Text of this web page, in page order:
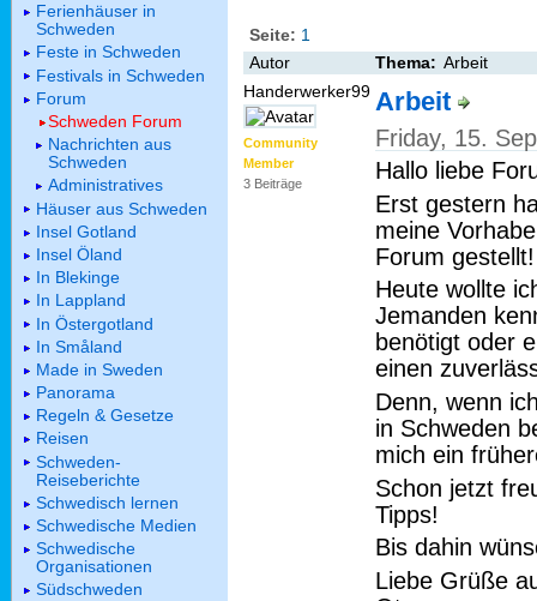
Seite: 1
Autor
Thema: Arbeit
Handerwerker99
Community
Member
3 Beiträge
Arbeit
Friday, 15.
Hallo liebe
Erst gestern
meine
Forum gestellt!
Heute wollte
Jemanden
benötigt oder
einen
Denn, wenn
in Schweden
mich ein
Schon jetzt
Tipps!
Bis dahin
Liebe Grüße
Ferienhäuser in
Schweden
Feste in Schweden
Festivals in Schweden
Forum
Schweden Forum
Nachrichten aus
Schweden
Administratives
Häuser aus Schweden
Insel Gotland
Insel Öland
In Blekinge
In Lappland
In Östergotland
In Småland
Made in Sweden
Panorama
Regeln & Gesetze
Reisen
Schweden-
Reiseberichte
Schwedisch lernen
Schwedische Medien
Schwedische
Organisationen
Südschweden